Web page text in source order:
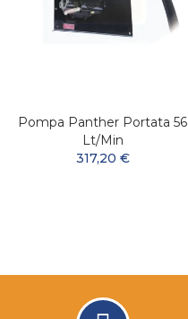
Pompa Panther Portata 56
Lt/min
317,20 €